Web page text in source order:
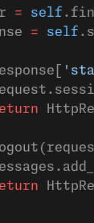
= self
= self